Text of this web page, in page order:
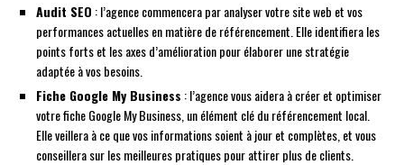
Audit SEO : l’agence commencera par analyser votre site web et vos
performances actuelles en matière de référencement. Elle identifiera les
points forts et les axes d’amélioration pour élaborer une stratégie
adaptée à vos besoins.
Fiche Google My Business : l’agence vous aidera à créer et optimiser
votre fiche Google My Business, un élément clé du référencement local.
Elle veillera à ce que vos informations soient à jour et complètes, et vous
conseillera sur les meilleures pratiques pour attirer plus de clients.